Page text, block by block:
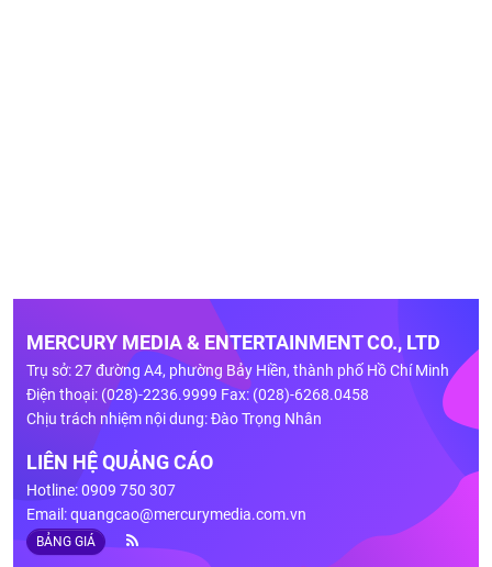
MERCURY MEDIA & ENTERTAINMENT CO., LTD
Trụ sở: 27 đường A4, phường Bảy Hiền, thành phố Hồ Chí Minh
Điện thoại: (028)-2236.9999 Fax: (028)-6268.0458
Chịu trách nhiệm nội dung: Đào Trọng Nhân
LIÊN HỆ QUẢNG CÁO
Hotline: 0909 750 307
Email:quangcao@mercurymedia.com.vn
BẢNG GIÁ